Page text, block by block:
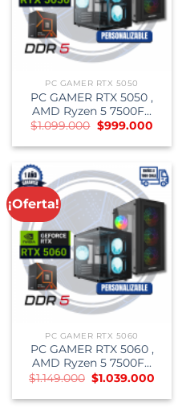
PC GAMER RTX 5050
PC GAMER RTX 5050 ,
AMD Ryzen 5 7500F...
$1.099.000 El
precio
original
$1.099.000.
$999.000El
¡Oferta!
PC GAMER RTX 5060
PC GAMER RTX 5060 ,
AMD Ryzen 5 7500F...
$1.149.000 El
precio
original
$1.039.000